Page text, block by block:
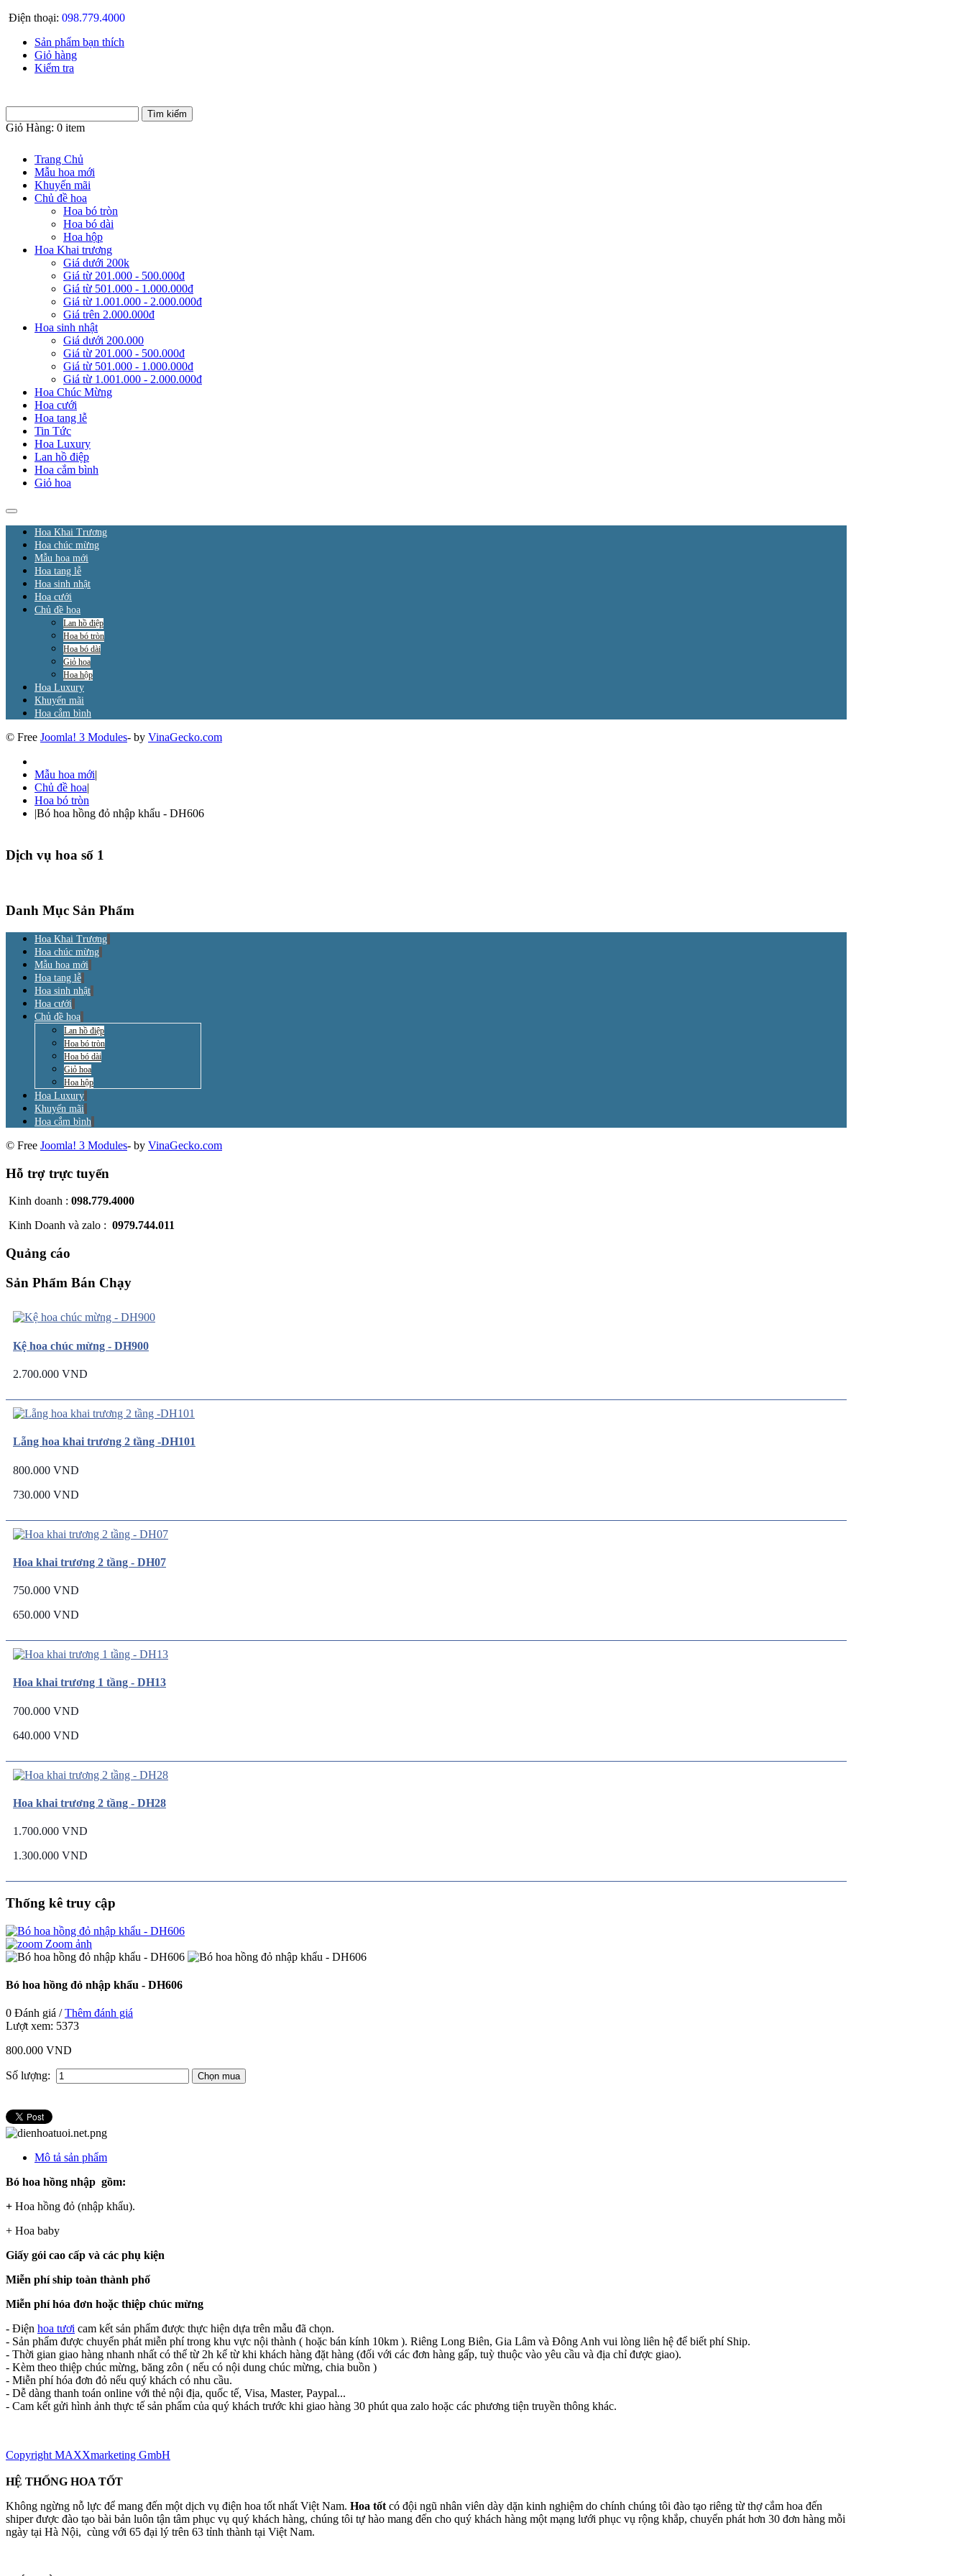
Điện thoại: 098.779.4000
Sản phẩm bạn thích
Giỏ hàng
Kiểm tra
Giỏ Hàng: 0 item
Trang Chủ
Mẫu hoa mới
Khuyến mãi
Chủ đề hoa
Hoa bó tròn
Hoa bó dài
Hoa hộp
Hoa Khai trương
Giá dưới 200k
Giá từ 201.000 - 500.000đ
Giá từ 501.000 - 1.000.000đ
Giá từ 1.001.000 - 2.000.000đ
Giá trên 2.000.000đ
Hoa sinh nhật
Giá dưới 200.000
Giá từ 201.000 - 500.000đ
Giá từ 501.000 - 1.000.000đ
Giá từ 1.001.000 - 2.000.000đ
Hoa Chúc Mừng
Hoa cưới
Hoa tang lễ
Tin Tức
Hoa Luxury
Lan hồ điệp
Hoa cắm bình
Giỏ hoa
Hoa Khai Trương
Hoa chúc mừng
Mẫu hoa mới
Hoa tang lễ
Hoa sinh nhật
Hoa cưới
Chủ đề hoa
Lan hồ điệp
Hoa bó tròn
Hoa bó dài
Giỏ hoa
Hoa hộp
Hoa Luxury
Khuyến mãi
Hoa cắm bình
© Free Joomla! 3 Modules- by VinaGecko.com
Mẫu hoa mới|
Chủ đề hoa|
Hoa bó tròn
|Bó hoa hồng đỏ nhập khẩu - DH606
Dịch vụ hoa số 1
Danh Mục Sản Phẩm
Hoa Khai Trương
Hoa chúc mừng
Mẫu hoa mới
Hoa tang lễ
Hoa sinh nhật
Hoa cưới
Chủ đề hoa
Lan hồ điệp
Hoa bó tròn
Hoa bó dài
Giỏ hoa
Hoa hộp
Hoa Luxury
Khuyến mãi
Hoa cắm bình
© Free Joomla! 3 Modules- by VinaGecko.com
Hỗ trợ trực tuyến
Kinh doanh : 098.779.4000
Kinh Doanh và zalo : 0979.744.011
Quảng cáo
Sản Phẩm Bán Chạy
Kệ hoa chúc mừng - DH900
2.700.000 VND
Lẵng hoa khai trương 2 tầng -DH101
800.000 VND
730.000 VND
Hoa khai trương 2 tầng - DH07
750.000 VND
650.000 VND
Hoa khai trương 1 tầng - DH13
700.000 VND
640.000 VND
Hoa khai trương 2 tầng - DH28
1.700.000 VND
1.300.000 VND
Thống kê truy cập
Zoom ảnh
Bó hoa hồng đỏ nhập khẩu - DH606
0 Đánh giá /Thêm đánh giá
Lượt xem: 5373
800.000 VND
Số lượng:
Mô tả sản phẩm
Bó hoa hồng nhập gồm:
+ Hoa hồng đỏ (nhập khẩu).
+ Hoa baby
Giấy gói cao cấp và các phụ kiện
Miễn phí ship toàn thành phố
Miễn phí hóa đơn hoặc thiệp chúc mừng
- Điện hoa tươi cam kết sản phẩm được thực hiện dựa trên mẫu đã chọn.
- Sản phẩm được chuyển phát miễn phí trong khu vực nội thành ( hoặc bán kính 10km ). Riêng Long Biên, Gia Lâm và Đông Anh vui lòng liên hệ để biết phí Ship.
- Thời gian giao hàng nhanh nhất có thể từ 2h kể từ khi khách hàng đặt hàng (đối với các đơn hàng gấp, tuỳ thuộc vào yêu cầu và địa chỉ được giao).
- Kèm theo thiệp chúc mừng, băng zôn ( nếu có nội dung chúc mừng, chia buồn )
- Miễn phí hóa đơn đỏ nếu quý khách có nhu cầu.
- Dễ dàng thanh toán online với thẻ nội địa, quốc tế, Visa, Master, Paypal...
- Cam kết gửi hình ảnh thực tế sản phẩm của quý khách trước khi giao hàng 30 phút qua zalo hoặc các phương tiện truyền thông khác.
Copyright MAXXmarketing GmbH
HỆ THỐNG HOA TỐT
Không ngừng nỗ lực để mang đến một dịch vụ điện hoa tốt nhất Việt Nam. Hoa tốt có đội ngũ nhân viên dày dặn kinh nghiệm do chính chúng tôi đào tạo riêng từ thợ cắm hoa đến
shiper được đào tạo bài bản luôn tận tâm phục vụ quý khách hàng, chúng tôi tự hào mang đến cho quý khách hàng một mạng lưới phục vụ rộng khắp, chuyển phát hơn 30 đơn hàng mỗi
ngày tại Hà Nội, cùng với 65 đại lý trên 63 tỉnh thành tại Việt Nam.